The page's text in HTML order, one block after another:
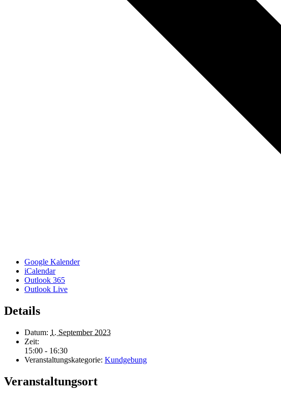
Google Kalender
iCalendar
Outlook 365
Outlook Live
Details
Datum: 1. September 2023
Zeit:
15:00 - 16:30
Veranstaltungskategorie: Kundgebung
Veranstaltungsort